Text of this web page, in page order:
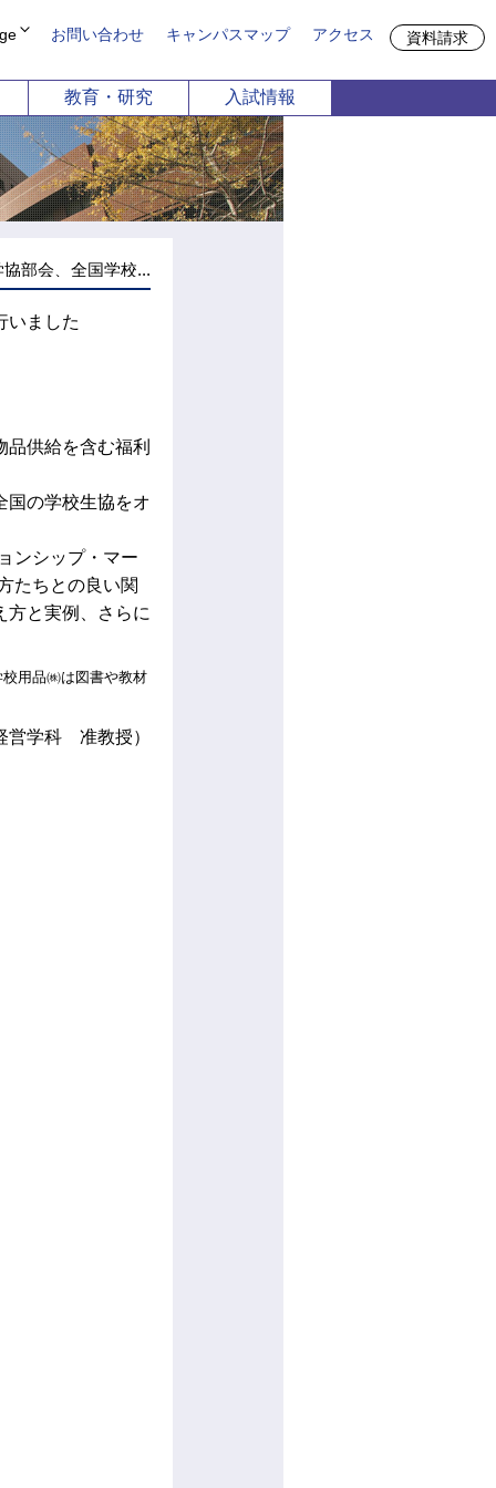
大学部
育学科
日以降募集停止）
共通教育機構
留学生別科
教育・研究 入試情報
請
お問い合わせ キャンパスマップ アクセス 資料請求
部会、全国学校...
いました
供給を含む福利
国の学校生協をオ
ンシップ・マー
たちとの良い関
方と実例、さらに
用品㈱は図書や教材
学科 准教授）